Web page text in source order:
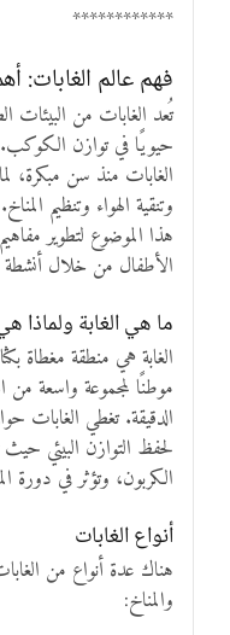
************
فهم عالم الغابات:
تُعد الغابات من البيئات
حيويًا في توازن
الغابات منذ سن مبكرة،
وتنقية الهواء وتنظيم
هذا الموضوع لتطوير
الأطفال من خلال أنشطة
ما هي الغابة ولماذا
الغابة هي منطقة مغطاة
موطنًا لمجموعة واسعة من
الدقيقة. تغطي
لحفظ التوازن البيئي
الكربون، وتؤثر في دورة
أنواع الغابات
هناك عدة أنواع من
والمناخ: